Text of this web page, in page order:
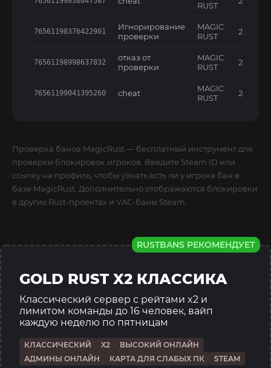
RUST
76561198376422901
Игнорирование
проверки
MAGIC
RUST
76561198998637832
отказ от
проверки
MAGIC
RUST
76561199041395260 cheat
MAGIC
RUST
Проверка банов MagicRust — бесплатный инструмент для
проверки блокировок игроков. Введите Steam ID или
ссылку на профиль, чтобы узнать есть ли у игрока бан в
базе MagicRust. Дополнительно отображаются блокировки
в других Rust-проектах и VAC-баны Steam.
RUSTBANS РЕКОМЕНДУЕТ
GOLD RUST X2 КЛАССИКА
Классический сервер с рейтами x2 и
лимитом команды до 16 человек, вайп
каждую неделю по пятницам
КЛАССИЧЕСКИЙ X2
ВЫСОКИЙ ОНЛАЙН
АДМИНЫ ОНЛАЙН
КАРТА ДЛЯ СЛАБЫХ ПК STEAM